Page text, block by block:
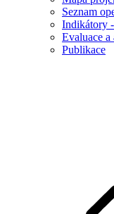
Seznam
Indikátory
Evaluace
Publikace